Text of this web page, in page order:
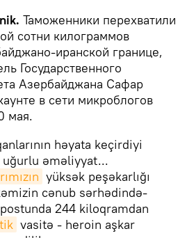
Таможенники перехватили
сотни килограммов
иранской границе,
Государственного
Азербайджана Сафар
в сети микроблогов
мая.
həyata keçirdiyi
uğurlu əməliyyat...
yüksək peşəkarlığı
cənub sərhədində-
244 kiloqramdan
vasitə - heroin aşkar